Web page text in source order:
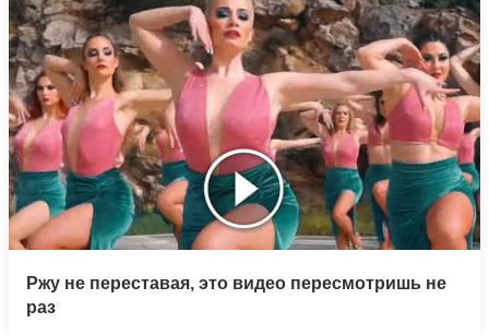
Ржу не переставая, это видео пересмотришь не
раз